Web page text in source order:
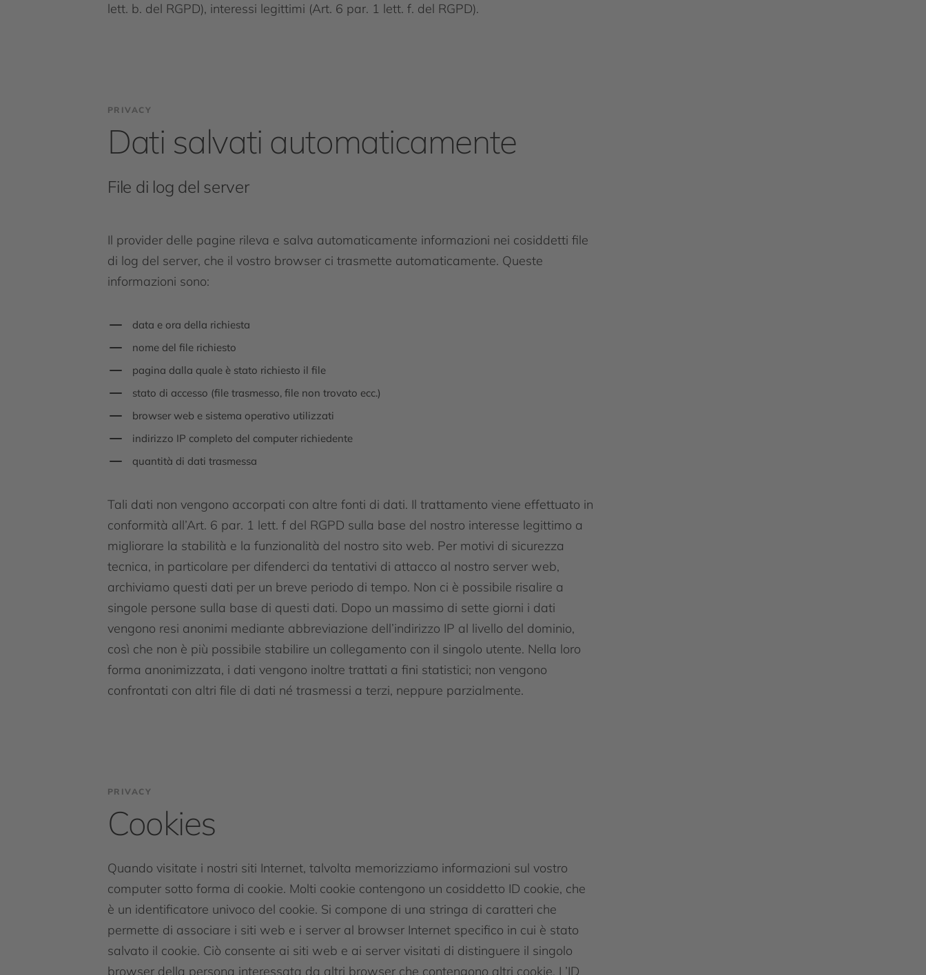
lett. b. del RGPD), interessi legittimi (Art. 6 par. 1 lett. f. del RGPD).
PRIVACY
Dati salvati automaticamente
File di log del server
Il provider delle pagine rileva e salva automaticamente informazioni nei cosiddetti file
di log del server, che il vostro browser ci trasmette automaticamente. Queste
informazioni sono:
data e ora della richiesta
nome del file richiesto
pagina dalla quale è stato richiesto il file
stato di accesso (file trasmesso, file non trovato ecc.)
browser web e sistema operativo utilizzati
indirizzo IP completo del computer richiedente
quantità di dati trasmessa
Tali dati non vengono accorpati con altre fonti di dati. Il trattamento viene effettuato in
conformità all’Art. 6 par. 1 lett. f del RGPD sulla base del nostro interesse legittimo a
migliorare la stabilità e la funzionalità del nostro sito web. Per motivi di sicurezza
tecnica, in particolare per difenderci da tentativi di attacco al nostro server web,
archiviamo questi dati per un breve periodo di tempo. Non ci è possibile risalire a
singole persone sulla base di questi dati. Dopo un massimo di sette giorni i dati
vengono resi anonimi mediante abbreviazione dell’indirizzo IP al livello del dominio,
così che non è più possibile stabilire un collegamento con il singolo utente. Nella loro
forma anonimizzata, i dati vengono inoltre trattati a fini statistici; non vengono
confrontati con altri file di dati né trasmessi a terzi, neppure parzialmente.
PRIVACY
Cookies
Quando visitate i nostri siti Internet, talvolta memorizziamo informazioni sul vostro
computer sotto forma di cookie. Molti cookie contengono un cosiddetto ID cookie, che
è un identificatore univoco del cookie. Si compone di una stringa di caratteri che
permette di associare i siti web e i server al browser Internet specifico in cui è stato
salvato il cookie. Ciò consente ai siti web e ai server visitati di distinguere il singolo
browser della persona interessata da altri browser che contengono altri cookie. L’ID